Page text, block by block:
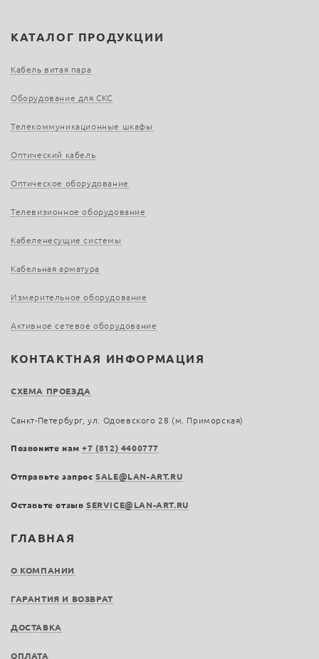
ГЛАВНАЯ
О КОМПАНИИ
ГАРАНТИЯ И ВОЗВРАТ
ДОСТАВКА
ОПЛАТА
КАТАЛОГ ПРОДУКЦИИ
Кабель витая пара
Оборудование для СКС
Телекоммуникационные шкафы
Оптический кабель
Оптическое оборудование
Телевизионное оборудование
Кабеленесущие системы
Кабельная арматура
Измерительное оборудование
Активное сетевое оборудование
КОНТАКТНАЯ ИНФОРМАЦИЯ
СХЕМА ПРОЕЗДА
Санкт-Петербург, ул. Одоевского 28 (м. Приморская)
Позвоните нам+7 (812) 4400777
Отправьте запросSALE@LAN-ART.RU
Оставьте отзыв SERVICE@LAN-ART.RU